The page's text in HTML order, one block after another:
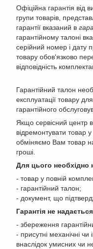
Офіційна гарантія від
групи товарів,
гарантії вказаний в
гарантійному талоні
серійний номер і дату
товару обов'язково
відповідність
Гарантійний талон
експлуатації товару
гарантійного
Якщо сервісний центр
відремонтувати товар
обміняємо Вам товар
гроші.
Для цього необхідно
- товар у повній
- гарантійний талон;
- документ, що
Гарантія не
- збереження
- присутні механічні
внаслідок умисних чи